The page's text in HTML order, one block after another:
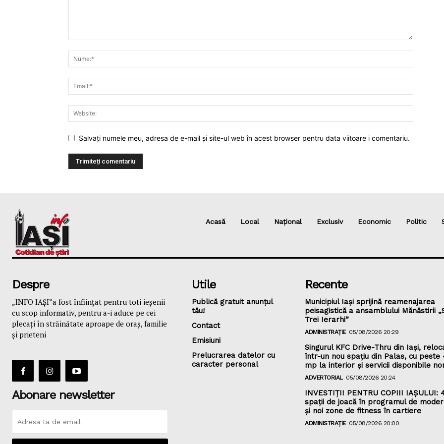
Salvați numele meu, adresa de e-mail și site-ul web în acest browser pentru data viitoare i comentariu.
Acasă Local Național Exclusiv Economic Politic
Despre
„INFO IAȘI”a fost înfiinţat pentru toti ieşenii
cu scop informativ, pentru a-i aduce pe cei
plecaţi în străinătate aproape de oraş, familie
și prieteni
Abonare newsletter
Utile
Publică gratuit anunțul
tău!
Contact
Emisiuni
Prelucrarea datelor cu
caracter personal
Recente
Municipiul Iași sprijină reamenajarea
peisagistică a ansamblului Mănăstirii
Trei Ierarhi”
ADMINISTRAȚIE 05/08/2026 20:29
Singurul KFC Drive-Thru din Iași,
într-un nou spaţiu din Palas, cu peste
mp la interior și servicii disponibile
ADVERTORIAL 05/08/2026 20:24
INVESTIȚII PENTRU COPIII IAȘULUI:
spații de joacă în programul de
și noi zone de fitness în cartiere
ADMINISTRAȚIE 05/08/2026 20:00